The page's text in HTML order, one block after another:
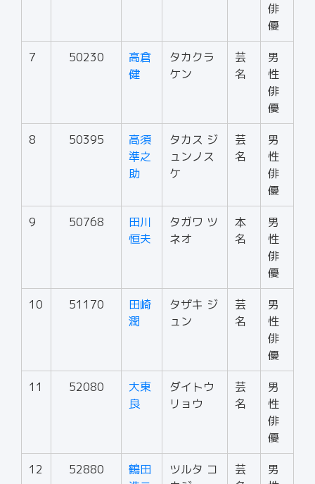
俳
優
7 50230
高倉
健
タカクラ
ケン
芸
名
男
性
俳
優
8 50395
高須
準之
助
タカス ジ
ュンノス
ケ
芸
名
男
性
俳
優
9 50768
田川
恒夫
タガワ ツ
ネオ
本
名
男
性
俳
優
10 51170
田崎
潤
タザキ ジ
ュン
芸
名
男
性
俳
優
11 52080
大東
良
ダイトウ
リョウ
芸
名
男
性
俳
優
12 52880
鶴田
ツルタ コ
芸
男